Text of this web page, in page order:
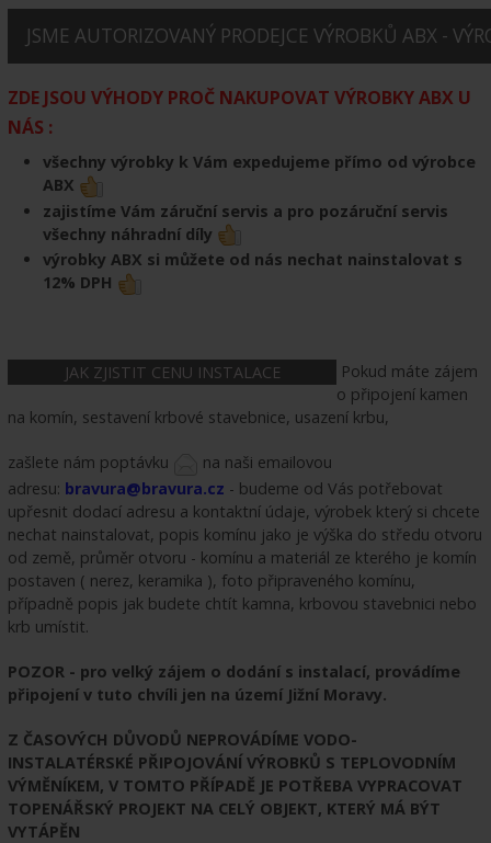
JSME AUTORIZOVANÝ PRODEJCE VÝROBKŮ ABX -
ZDE JSOU VÝHODY PROČ NAKUPOVAT VÝROBKY ABX U
NÁS :
všechny výrobky k Vám expedujeme přímo od výrobce
ABX
zajistíme Vám záruční servis a pro pozáruční servis
všechny náhradní díly
výrobky ABX si můžete od nás nechat nainstalovat s
12% DPH
JAK ZJISTIT CENU INSTALACE
Pokud máte zájem
o připojení kamen
na komín, sestavení krbové stavebnice, usazení krbu,
zašlete nám poptávku
na naši emailovou
adresu: bravura@bravura.cz - budeme od Vás potřebovat
upřesnit dodací adresu a kontaktní údaje, výrobek který si chcete
nechat nainstalovat, popis komínu jako je výška do středu otvoru
od země, průměr otvoru - komínu a materiál ze kterého je komín
postaven ( nerez, keramika ), foto připraveného komínu,
případně popis jak budete chtít kamna, krbovou stavebnici nebo
krb umístit.
POZOR - pro velký zájem o dodání s instalací, provádíme
připojení v tuto chvíli jen na území Jižní Moravy.
Z ČASOVÝCH DŮVODŮ NEPROVÁDÍME VODO-
INSTALATÉRSKÉ PŘIPOJOVÁNÍ VÝROBKŮ S TEPLOVODNÍM
VÝMĚNÍKEM, V TOMTO PŘÍPADĚ JE POTŘEBA VYPRACOVAT
TOPENÁŘSKÝ PROJEKT NA CELÝ OBJEKT, KTERÝ MÁ BÝT
VYTÁPĚN